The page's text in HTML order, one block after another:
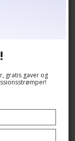
gratis gaver og